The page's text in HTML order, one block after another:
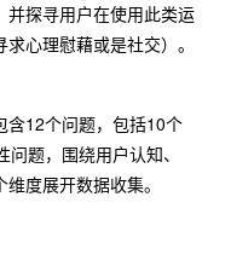
并探寻用户在使用此类运
心理慰藉或是社交）。
含12个问题，包括10个
题，围绕用户认知、
度展开数据收集。